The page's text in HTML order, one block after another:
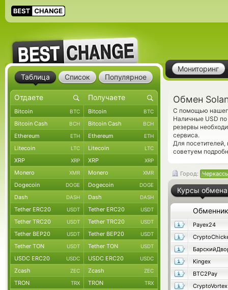
Мониторинг
Обмен
С помощью
Наличные USD
резервы
сервиса.
Для
советуем
Город:
Курсы обмена
Обменник
Payex24
Kingex
BTC2Pay
CryptoVortex
Таблица Список Популярное
Bitcoin BTC Bitcoin BTC
Bitcoin Cash BCH Bitcoin Cash BCH
Ethereum ETH Ethereum ETH
Litecoin LTC Litecoin LTC
XRP XRP XRP XRP
Monero XMR Monero XMR
Dogecoin DOGE Dogecoin DOGE
Dash DASH Dash DASH
Tether ERC20 USDT Tether ERC20 USDT
Tether TRC20 USDT Tether TRC20 USDT
Tether BEP20 USDT Tether BEP20 USDT
Tether TON USDT Tether TON USDT
USDC ERC20 USDC USDC ERC20 USDC
Zcash ZEC Zcash ZEC
TRON TRX TRON TRX